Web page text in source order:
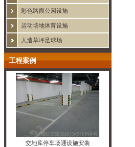
彩色路面公园设施
运动场地体育设施
人造草坪足球场
工程案例
交地库停车场通设施安装